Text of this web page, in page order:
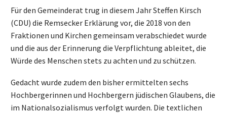
Für den Gemeinderat trug in diesem Jahr Steffen Kirsch
(CDU) die Remsecker Erklärung vor, die 2018 von den
Fraktionen und Kirchen gemeinsam verabschiedet wurde
und die aus der Erinnerung die Verpflichtung ableitet, die
Würde des Menschen stets zu achten und zu schützen.
Gedacht wurde zudem den bisher ermittelten sechs
Hochbergerinnen und Hochbergern jüdischen Glaubens, die
im Nationalsozialismus verfolgt wurden. Die textlichen